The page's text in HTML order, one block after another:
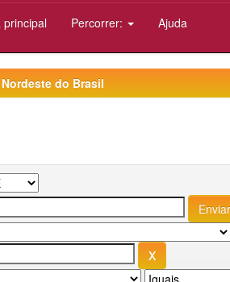
Percorrer: Ajuda
do Brasil